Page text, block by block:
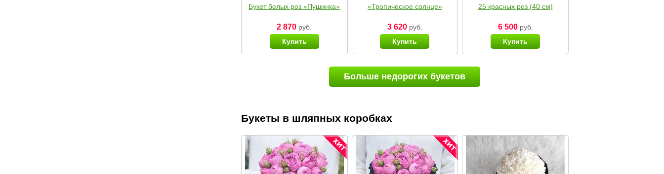
Букет белых роз «Пушинка»
2 870 руб.
Купить
«Тропическое солнце»
3 620руб.
Купить
25 красных роз (40 см)
6 500руб.
Купить
Больше недорогих букетов
Букеты в шляпных коробках